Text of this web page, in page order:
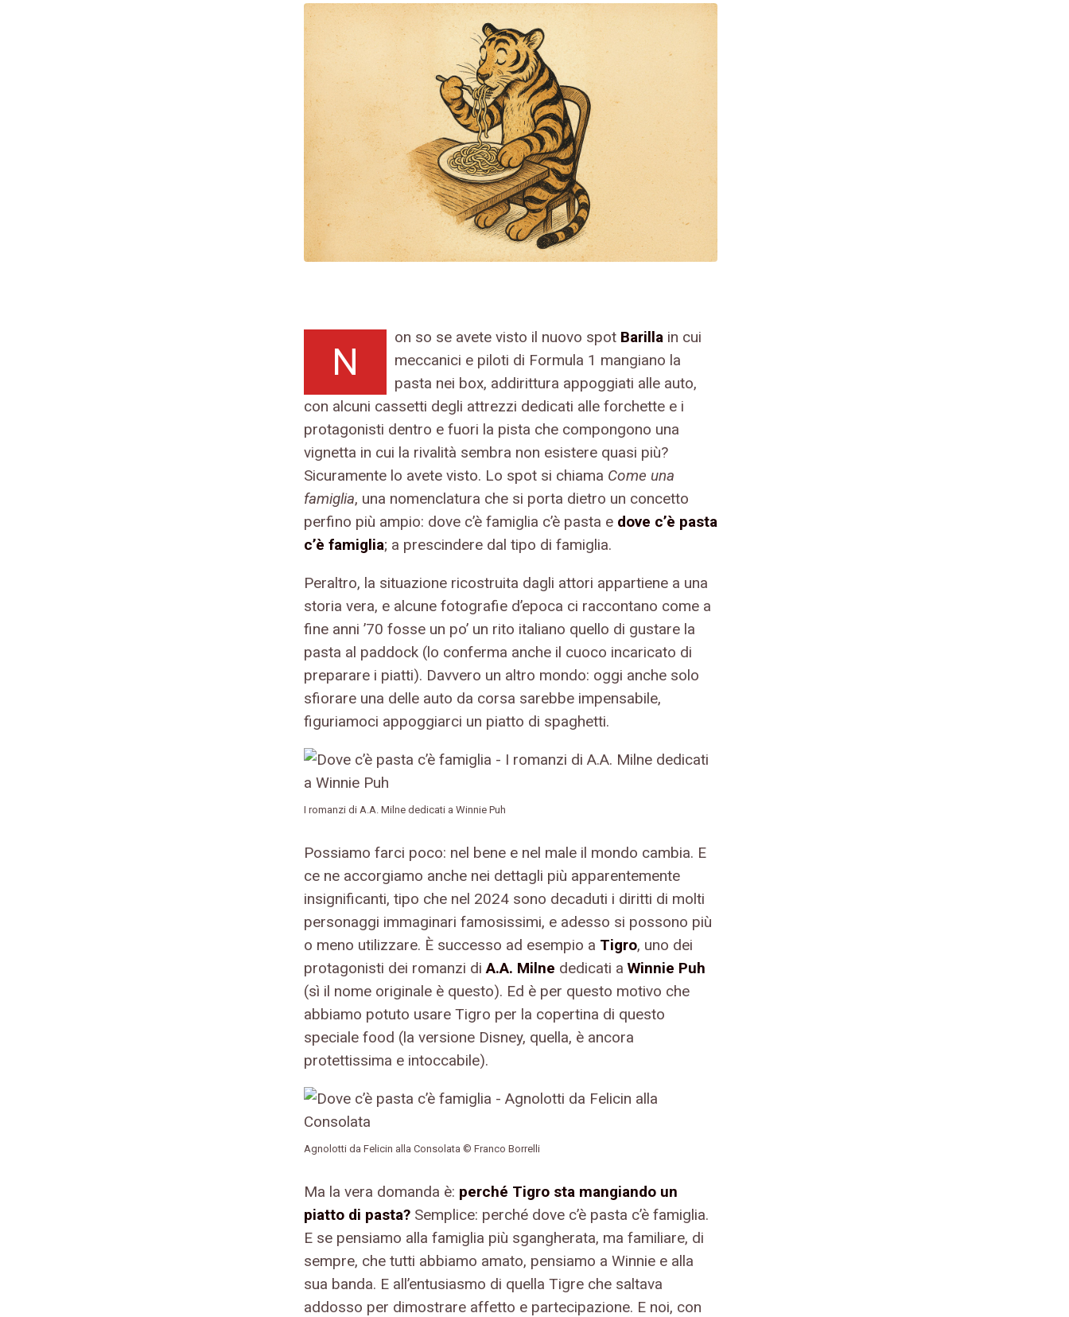
N
on so se avete visto il nuovo spot Barilla in cui
meccanici e piloti di Formula 1 mangiano la
pasta nei box, addirittura appoggiati alle auto,
con alcuni cassetti degli attrezzi dedicati alle forchette e i
protagonisti dentro e fuori la pista che compongono una
vignetta in cui la rivalità sembra non esistere quasi più?
Sicuramente lo avete visto. Lo spot si chiama Come una
famiglia, una nomenclatura che si porta dietro un concetto
perfino più ampio: dove c’è famiglia c’è pasta e dove c’è pasta
c’è famiglia; a prescindere dal tipo di famiglia.
Peraltro, la situazione ricostruita dagli attori appartiene a una
storia vera, e alcune fotografie d’epoca ci raccontano come a
fine anni ’70 fosse un po’ un rito italiano quello di gustare la
pasta al paddock (lo conferma anche il cuoco incaricato di
preparare i piatti). Davvero un altro mondo: oggi anche solo
sfiorare una delle auto da corsa sarebbe impensabile,
figuriamoci appoggiarci un piatto di spaghetti.
I romanzi di A.A. Milne dedicati a Winnie Puh
Possiamo farci poco: nel bene e nel male il mondo cambia. E
ce ne accorgiamo anche nei dettagli più apparentemente
insignificanti, tipo che nel 2024 sono decaduti i diritti di molti
personaggi immaginari famosissimi, e adesso si possono più
o meno utilizzare. È successo ad esempio a Tigro, uno dei
protagonisti dei romanzi diA.A. Milne dedicati a Winnie Puh
(sì il nome originale è questo). Ed è per questo motivo che
abbiamo potuto usare Tigro per la copertina di questo
speciale food (la versione Disney, quella, è ancora
protettissima e intoccabile).
Agnolotti da Felicin alla Consolata © Franco Borrelli
Ma la vera domanda è: perché Tigro sta mangiando un
piatto di pasta? Semplice: perché dove c’è pasta c’è famiglia.
E se pensiamo alla famiglia più sgangherata, ma familiare, di
sempre, che tutti abbiamo amato, pensiamo a Winnie e alla
sua banda. E all’entusiasmo di quella Tigre che saltava
addosso per dimostrare affetto e partecipazione. E noi, con